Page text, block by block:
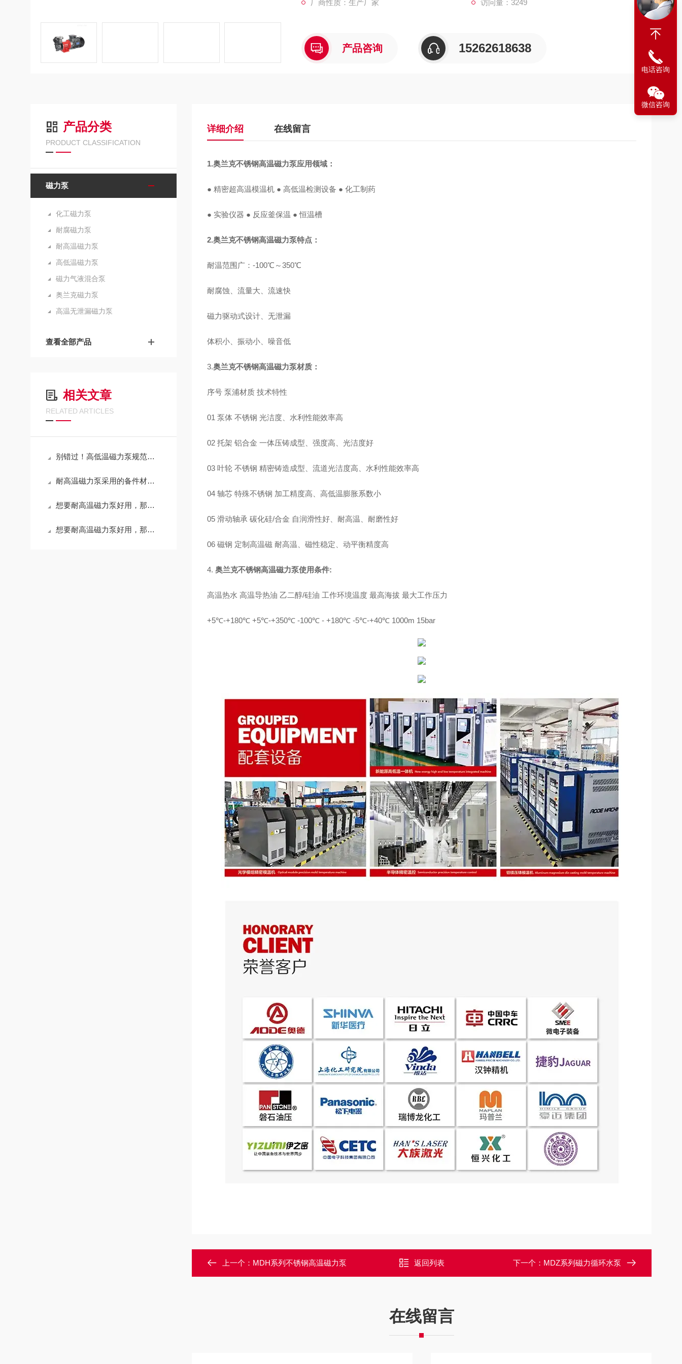
厂商性质：生产厂家 访问量：3249
产品咨询 15262618638
产品分类
PRODUCT CLASSIFICATION
磁力泵
化工磁力泵
耐腐磁力泵
耐高温磁力泵
高低温磁力泵
磁力气液混合泵
奥兰克磁力泵
高温无泄漏磁力泵
查看全部产品
相关文章
RELATED ARTICLES
别错过！高低温磁力泵规范使用实操指南
耐高温磁力泵采用的备件材料特殊，使用注意介质工况
想要耐高温磁力泵好用，那您必须学会使用工艺监测装置
想要耐高温磁力泵好用，那您必须先掌握好它的安装和调试
详细介绍 在线留言
1.奥兰克不锈钢高温磁力泵应用领域：
● 精密超高温模温机 ● 高低温检测设备 ● 化工制药
● 实验仪器 ● 反应釜保温 ● 恒温槽
2.奥兰克不锈钢高温磁力泵特点：
耐温范围广：-100℃～350℃
耐腐蚀、流量大、流速快
磁力驱动式设计、无泄漏
体积小、振动小、噪音低
3.奥兰克不锈钢高温磁力泵材质：
序号 泵浦材质 技术特性
01 泵体 不锈钢 光洁度、水利性能效率高
02 托架 铝合金 一体压铸成型、强度高、光洁度好
03 叶轮 不锈钢 精密铸造成型、流道光洁度高、水利性能效率高
04 轴芯 特殊不锈钢 加工精度高、高低温膨胀系数小
05 滑动轴承 碳化硅/合金 自润滑性好、耐高温、耐磨性好
06 磁钢 定制高温磁 耐高温、磁性稳定、动平衡精度高
4. 奥兰克不锈钢高温磁力泵使用条件:
高温热水 高温导热油 乙二醇/硅油 工作环境温度 最高海拔 最大工作压力
+5℃-+180℃ +5℃-+350℃ -100℃ - +180℃ -5℃-+40℃ 1000m 15bar
上一个： MDH系列不锈钢高温磁力泵 返回列表 下一个： MDZ系列磁力循环水泵
在线留言
电话咨询
微信咨询